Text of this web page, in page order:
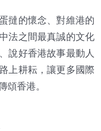
的懷念、對維港的
法之間最真誠的文化
說好香港故事最動人
上耕耘，讓更多國際
頌香港。